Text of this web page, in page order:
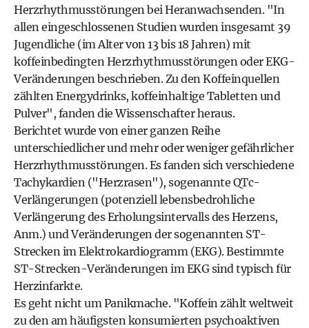
Herzrhythmusstörungen bei Heranwachsenden. "In
allen eingeschlossenen Studien wurden insgesamt 39
Jugendliche (im Alter von 13 bis 18 Jahren) mit
koffeinbedingten Herzrhythmusstörungen oder EKG-
Veränderungen beschrieben. Zu den Koffeinquellen
zählten Energydrinks, koffeinhaltige Tabletten und
Pulver", fanden die Wissenschafter heraus.
Berichtet wurde von einer ganzen Reihe
unterschiedlicher und mehr oder weniger gefährlicher
Herzrhythmusstörungen. Es fanden sich verschiedene
Tachykardien ("Herzrasen"), sogenannte QTc-
Verlängerungen (potenziell lebensbedrohliche
Verlängerung des Erholungsintervalls des Herzens,
Anm.) und Veränderungen der sogenannten ST-
Strecken im Elektrokardiogramm (EKG). Bestimmte
ST-Strecken-Veränderungen im EKG sind typisch für
Herzinfarkte.
Es geht nicht um Panikmache. "Koffein zählt weltweit
zu den am häufigsten konsumierten psychoaktiven